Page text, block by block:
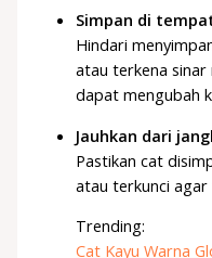
Simpan di
Hindari
atau terkena sinar
dapat mengubah
Jauhkan dari
Pastikan cat
atau terkunci agar
Trending:
Cat Kayu Warna